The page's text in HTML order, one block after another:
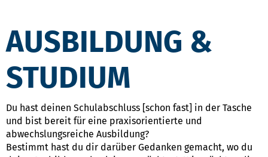
AUSBILDUNG &
STUDIUM
Du hast deinen Schulabschluss [schon fast] in der Tasche
und bist bereit für eine praxisorientierte und
abwechslungsreiche Ausbildung?
Bestimmt hast du dir darüber Gedanken gemacht, wo du